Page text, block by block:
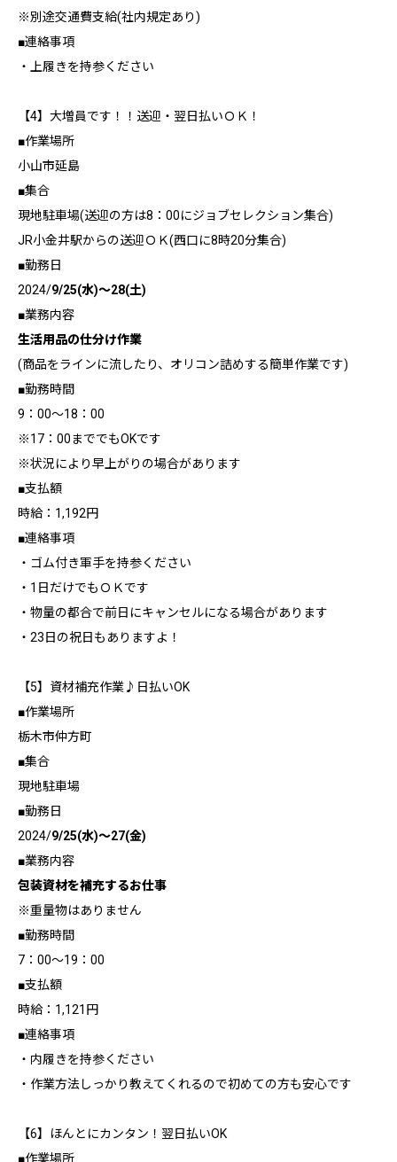
※別途交通費支給(社内規定あり)
■連絡事項
・上履きを持参ください
【4】大増員です！！送迎・翌日払いＯＫ！
■作業場所
小山市延島
■集合
現地駐車場(送迎の方は8：00にジョブセレクション集合)
JR小金井駅からの送迎ＯＫ(西口に8時20分集合)
■勤務日
2024/9/25(水)～28(土)
■業務内容
生活用品の仕分け作業
(商品をラインに流したり、オリコン詰めする簡単作業です)
■勤務時間
9：00～18：00
※17：00まででもOKです
※状況により早上がりの場合があります
■支払額
時給：1,192円
■連絡事項
・ゴム付き軍手を持参ください
・1日だけでもＯＫです
・物量の都合で前日にキャンセルになる場合があります
・23日の祝日もありますよ！
【5】資材補充作業♪日払いOK
■作業場所
栃木市仲方町
■集合
現地駐車場
■勤務日
2024/9/25(水)～27(金)
■業務内容
包装資材を補充するお仕事
※重量物はありません
■勤務時間
7：00～19：00
■支払額
時給：1,121円
■連絡事項
・内履きを持参ください
・作業方法しっかり教えてくれるので初めての方も安心です
【6】ほんとにカンタン！翌日払いOK
■作業場所